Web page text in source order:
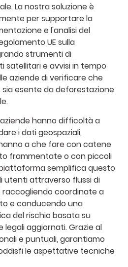
La nostra soluzione è
per supportare la
e l'analisi del
UE sulla
strumenti di
satellitari e avvisi in tempo
aziende di verificare che
esente da deforestazione
hanno difficoltà a
i dati geospaziali,
a che fare con catene
frammentate o con piccoli
semplifica questo
utenti attraverso flussi di
raccogliendo coordinate a
e conducendo una
del rischio basata su
aggiornati. Grazie al
e puntuali, garantiamo
le aspettative tecniche